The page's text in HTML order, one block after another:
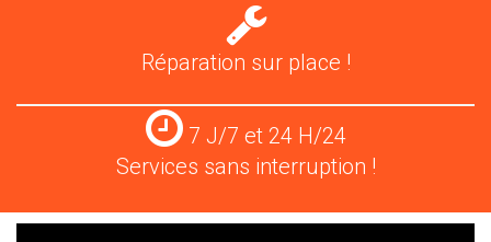
Réparation
pneus
Réparation sur place !
Services
24
H/24
7 J/7 et 24 H/24
Services sans interruption !